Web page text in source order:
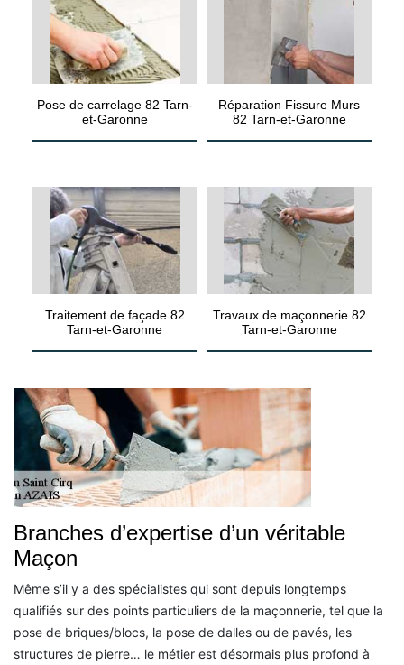
Pose de carrelage 82 Tarn-
et-Garonne
Réparation Fissure Murs
82 Tarn-et-Garonne
Traitement de façade 82
Tarn-et-Garonne
Travaux de maçonnerie 82
Tarn-et-Garonne
Branches d’expertise d’un véritable
Maçon
Même s’il y a des spécialistes qui sont depuis longtemps
qualifiés sur des points particuliers de la maçonnerie, tel que la
pose de briques/blocs, la pose de dalles ou de pavés, les
structures de pierre… le métier est désormais plus profond à